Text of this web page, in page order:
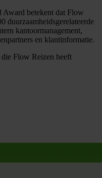
Award betekent dat Flow
duurzaamheidsgerelateerde
kantoormanagement,
en klantinformatie.
Flow Reizen heeft